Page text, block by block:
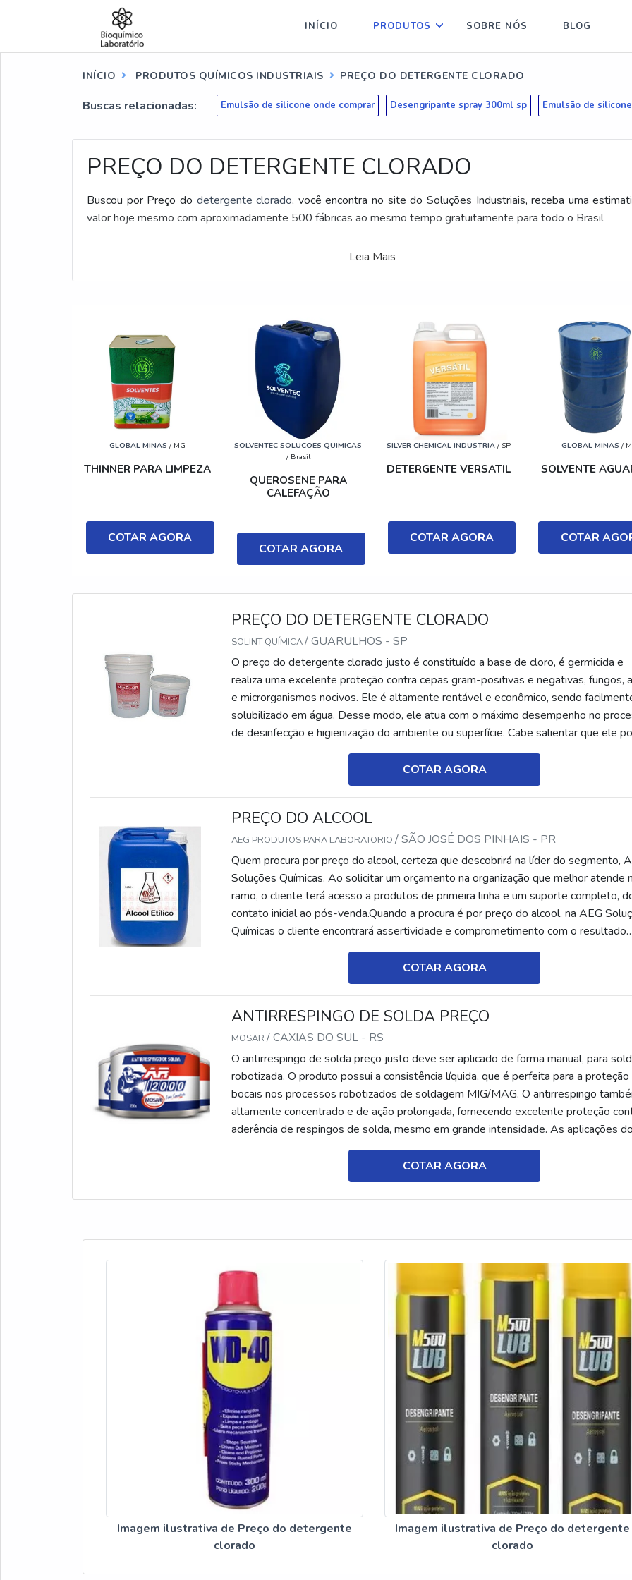
INÍCIO PRODUTOS SOBRE NÓS BLOG
INÍCIO PRODUTOS QUÍMICOS INDUSTRIAIS PREÇO DO DETERGENTE CLORADO
Buscas relacionadas: Emulsão de silicone onde comprar Desengripante spray 300ml sp Emulsão de
PREÇO DO DETERGENTE CLORADO
Buscou por Preço do detergente clorado, você encontra no site do Soluções Industriais, receba uma
valor hoje mesmo com aproximadamente 500 fábricas ao mesmo tempo gratuitamente para todo o Brasil
Leia Mais
GLOBAL MINAS / MG
THINNER PARA LIMPEZA
COTAR AGORA
SOLVENTEC SOLUCOES QUIMICAS
/ Brasil
QUEROSENE PARA
CALEFAÇÃO
COTAR AGORA
SILVER CHEMICAL INDUSTRIA / SP
DETERGENTE VERSATIL
COTAR AGORA
GLOBAL MINAS /
SOLVENTE
COTAR
PREÇO DO DETERGENTE CLORADO
SOLINT QUÍMICA/ GUARULHOS - SP
O preço do detergente clorado justo é constituído a base de cloro, é germicida e
realiza uma excelente proteção contra cepas gram-positivas e negativas, fungos,
e microrganismos nocivos. Ele é altamente rentável e econômico, sendo
solubilizado em água. Desse modo, ele atua com o máximo desempenho no
de desinfecção e higienização do ambiente ou superfície. Cabe salientar que ele
ser fornecido em bombonas de 5 litros, proporcionando eficiência aos
utilizadores.MAIS SOBRE DETERGENTE CLORADO É fundamental que, antes do
a leitura do rótulo seja feita, especialmente por conter as informações mais
será possível compreender a forma correta de utilização. Cabe salientar que o uso
materiais de proteção é importante, de modo que o contato do produto com a pele
seja evitado. O detergente é frequentemente utilizado para limpezas
de: Hospitais;Hotéis;Restaurantes;Escolas;Lavanderias;Indústrias.No momento de
escolha, é fundamental atentar-se a diversos fatores, como: qualidade, composição
durabilidade. Através dessa análise, é possível compreender que a solução
tantas vantagens que o preço se torna o fator menos relevante. Além do mais,
primordial. ONDE ENCONTRAR ÓTIMO PREÇO DO DETERGENTE CLORADO
com a Solint Química! Desde 1990 atuando no mercado, a empresa trabalha com
dedicação e responsabilidade para oferecer a linha completa de produtos
limpeza e desinfecção para os mercados industriais e institucionais em diversas
indústrias.
COTAR AGORA
PREÇO DO ALCOOL
AEG PRODUTOS PARA LABORATORIO/ SÃO JOSÉ DOS PINHAIS - PR
Quem procura por preço do alcool, certeza que descobrirá na líder do segmento,
Soluções Químicas. Ao solicitar um orçamento na organização que melhor atende
ramo, o cliente terá acesso a produtos de primeira linha e um suporte completo,
contato inicial ao pós-venda.Quando a procura é por preço do alcool, na AEG
Químicas o cliente encontrará assertividade e comprometimento com o resultado
final.MAIS DETALHES SOBRE PREÇ...
COTAR AGORA
ANTIRRESPINGO DE SOLDA PREÇO
MOSAR/ CAXIAS DO SUL - RS
O antirrespingo de solda preço justo deve ser aplicado de forma manual, para
robotizada. O produto possui a consistência líquida, que é perfeita para a
bocais nos processos robotizados de soldagem MIG/MAG. O antirrespingo
altamente concentrado e de ação prolongada, fornecendo excelente proteção
aderência de respingos de solda, mesmo em grande intensidade. As aplicações
antirrespingo possuem várias funcionalidades, como: Aumenta a vida útil do bocal da
COTAR AGORA
Imagem ilustrativa de Preço do detergente
clorado
Imagem ilustrativa de Preço do detergente
clorado